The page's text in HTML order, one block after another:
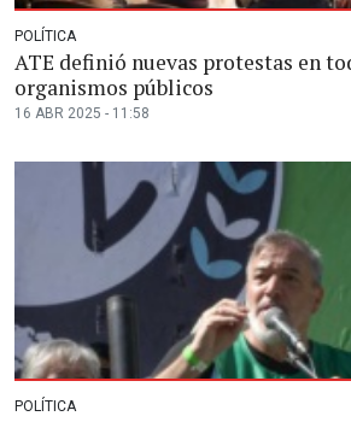
POLÍTICA
ATE definió nuevas protestas en
organismos públicos
16 ABR 2025 - 11:58
POLÍTICA